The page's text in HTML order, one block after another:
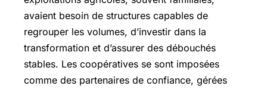
avaient besoin de structures capables de
regrouper les volumes, d’investir dans la
transformation et d’assurer des débouchés
stables. Les coopératives se sont imposées
comme des partenaires de confiance, gérées